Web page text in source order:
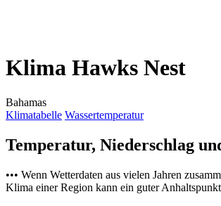
Klima Hawks Nest
Bahamas
Klimatabelle Wassertemperatur
Temperatur, Niederschlag
••• Wenn Wetterdaten aus vielen Jahren
Klima einer Region kann ein guter